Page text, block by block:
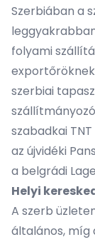
Szerbiában a
folyami
szerbiai
szabadkai
az újvidéki
a belgrádi
Helyi
A szerb
általános, míg